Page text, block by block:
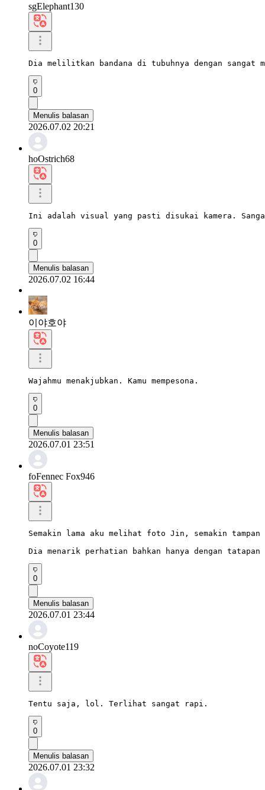
sgElephant130
Dia melilitkan bandana di tubuhnya dengan sangat
0
Menulis balasan
2026.07.02 20:21
hoOstrich68
Ini adalah visual yang pasti disukai kamera.
0
Menulis balasan
2026.07.02 16:44
이야호야
Wajahmu menakjubkan. Kamu mempesona.
0
Menulis balasan
2026.07.01 23:51
foFennec Fox946
Semakin lama aku melihat foto Jin, semakin
Dia menarik perhatian bahkan hanya dengan tatapan
0
Menulis balasan
2026.07.01 23:44
noCoyote119
Tentu saja, lol. Terlihat sangat rapi.
0
Menulis balasan
2026.07.01 23:32